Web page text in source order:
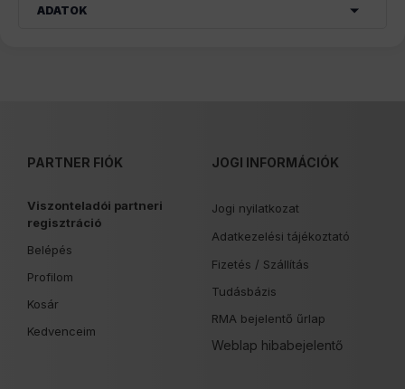
ADATOK
PARTNER FIÓK
Viszonteladói partneri
regisztráció
Belépés
Profilom
Kosár
Kedvenceim
JOGI INFORMÁCIÓK
Jogi nyilatkozat
Adatkezelési tájékoztató
Fizetés / Szállítás
Tudásbázis
RMA bejelentő űrlap
Weblap hibabejelentő